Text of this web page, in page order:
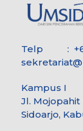
Telp : +62
Kampus I
Jl. Mojopahit
Sidoarjo,